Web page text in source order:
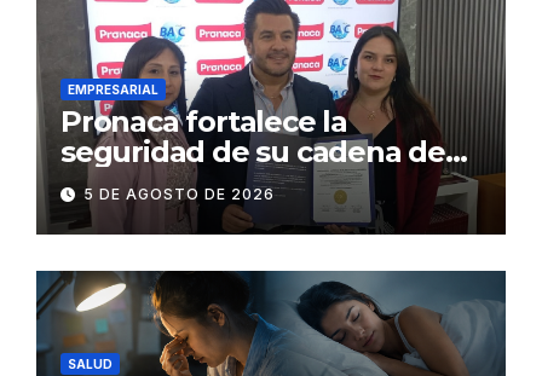
EMPRESARIAL
Pronaca fortalece la
seguridad de su cadena de
suministro con certificación
BASC en dos plantas
5 DE AGOSTO DE 2026
SALUD